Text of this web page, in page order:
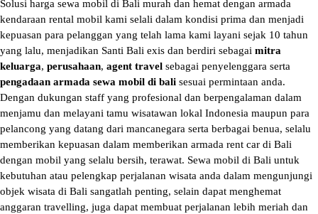
Solusi harga sewa mobil di Bali murah dan hemat dengan armada
kendaraan rental mobil kami selali dalam kondisi prima dan menjadi
kepuasan para pelanggan yang telah lama kami layani sejak 10 tahun
yang lalu, menjadikan Santi Bali exis dan berdiri sebagai mitra
keluarga, perusahaan, agent travel sebagai penyelenggara serta
pengadaan armada sewa mobil di bali sesuai permintaan anda.
Dengan dukungan staff yang profesional dan berpengalaman dalam
menjamu dan melayani tamu wisatawan lokal Indonesia maupun para
pelancong yang datang dari mancanegara serta berbagai benua, selalu
memberikan kepuasan dalam memberikan armada rent car di Bali
dengan mobil yang selalu bersih, terawat. Sewa mobil di Bali untuk
kebutuhan atau pelengkap perjalanan wisata anda dalam mengunjungi
objek wisata di Bali sangatlah penting, selain dapat menghemat
anggaran travelling, juga dapat membuat perjalanan lebih meriah dan